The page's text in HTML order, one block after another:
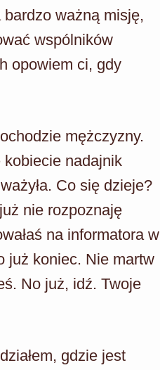
ważną misję,
wspólników
opowiem ci, gdy
mężczyzny.
kobiecie nadajnik
Co się dzieje?
nie rozpoznaję
na informatora w
już koniec. Nie martw
No już, idź. Twoje
gdzie jest